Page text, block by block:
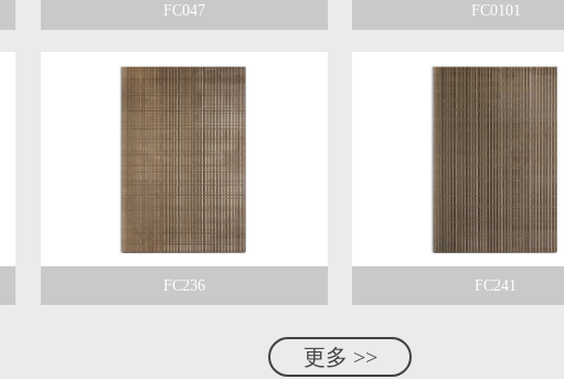
FC047 FC0101
FC236 FC241
更多 >>